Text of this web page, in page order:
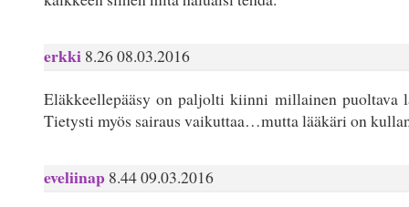
erkki8.26 08.03.2016
Eläkkeellepääsy on paljolti kiinni millainen puoltava
Tietysti myös sairaus vaikuttaa…mutta lääkäri on
eveliinap 8.44 09.03.2016